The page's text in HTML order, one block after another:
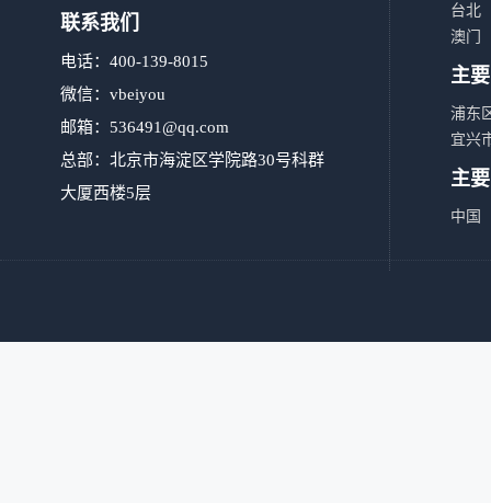
联系我们
电话：400-139-8015
微信：vbeiyou
邮箱： 536491@qq.com
总部：北京市海淀区学院路30号科群
大厦西楼5层
台北
澳门
主
浦东
宜兴
主
中国